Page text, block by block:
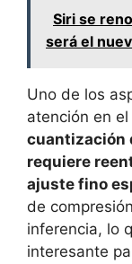
Siri se
será el
Uno de los
atención en
cuantización
requiere
ajuste fino
de
inferencia, lo
interesante